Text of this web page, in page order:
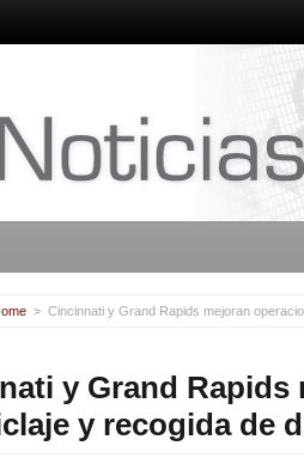
Cincinnati y Grand Rapids mejoran
y Grand Rapids
y recogida de